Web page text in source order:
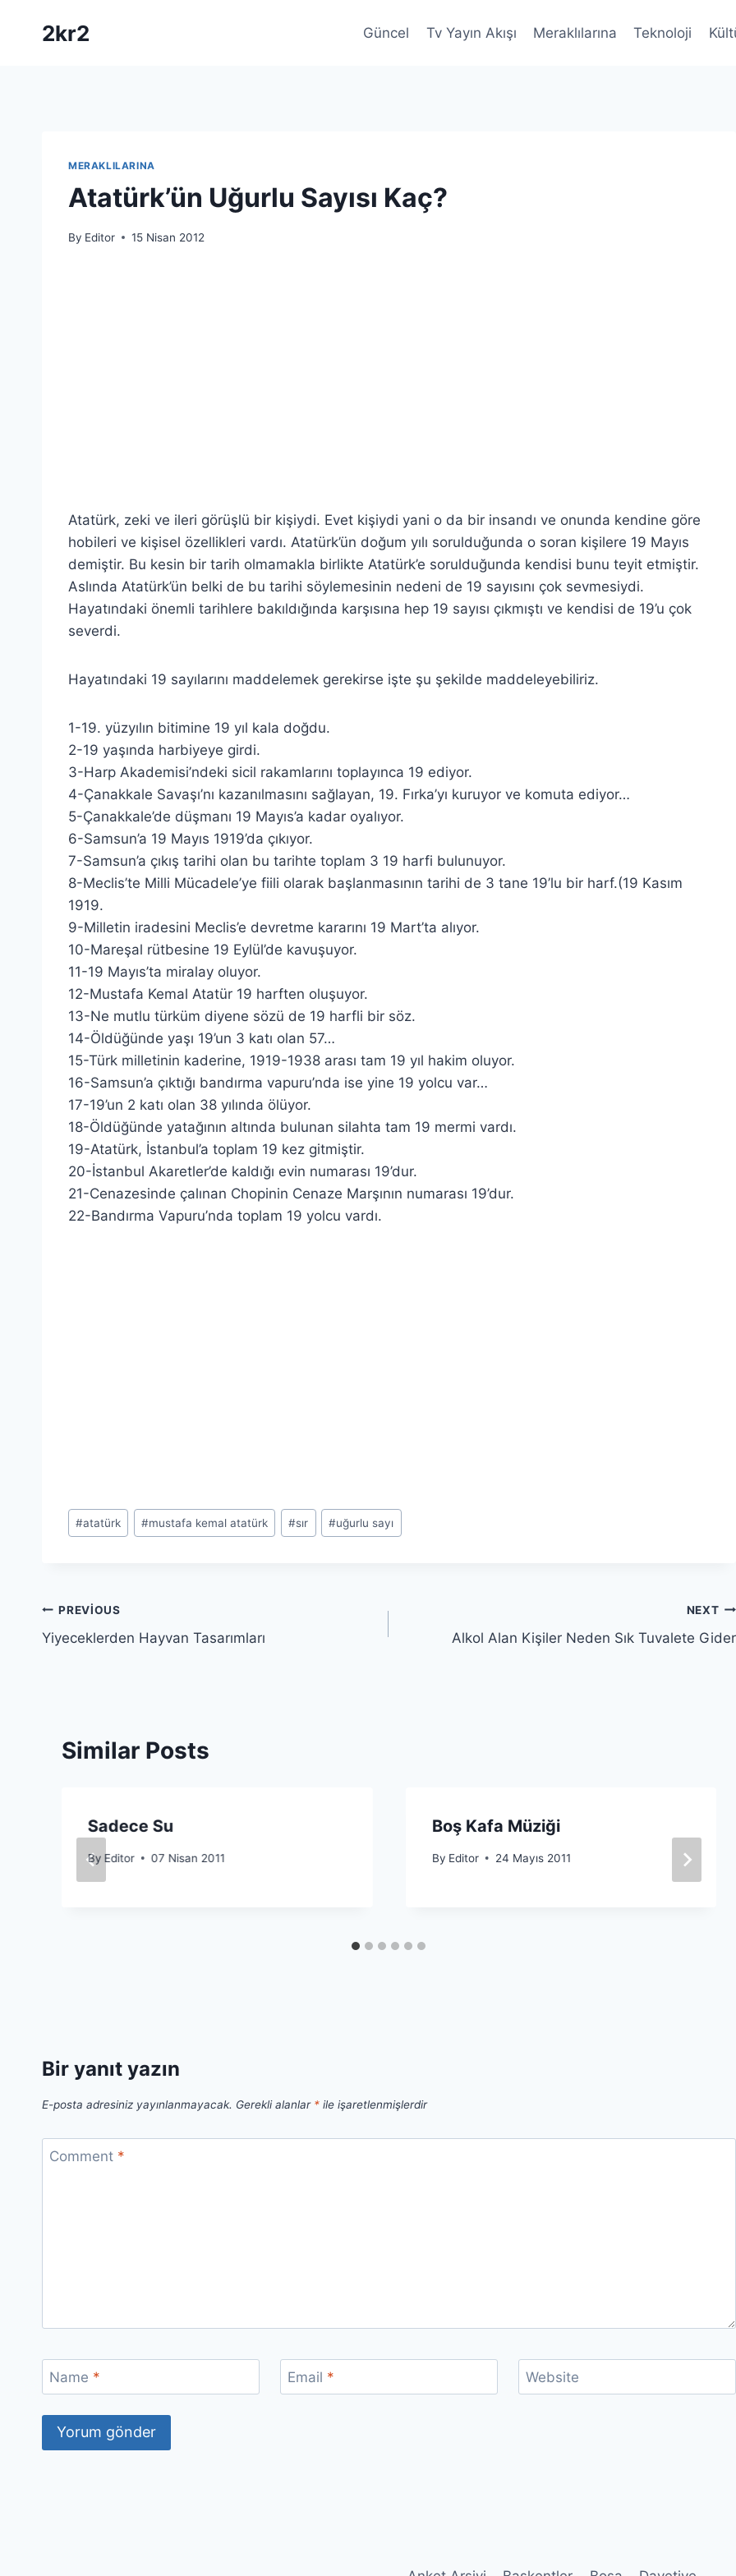
2kr2 Güncel Tv Yayın Akışı Meraklılarına Teknoloji
MERAKLILARINA
Atatürk’ün Uğurlu Sayısı Kaç?
By Editor 15 Nisan 2012
Atatürk, zeki ve ileri görüşlü bir kişiydi. Evet kişiydi yani o da bir insandı ve onunda kendine göre
hobileri ve kişisel özellikleri vardı. Atatürk’ün doğum yılı sorulduğunda o soran kişilere 19 Mayıs
demiştir. Bu kesin bir tarih olmamakla birlikte Atatürk’e sorulduğunda kendisi bunu teyit etmiştir.
Aslında Atatürk’ün belki de bu tarihi söylemesinin nedeni de 19 sayısını çok sevmesiydi.
Hayatındaki önemli tarihlere bakıldığında karşısına hep 19 sayısı çıkmıştı ve kendisi de 19’u çok
severdi.
Hayatındaki 19 sayılarını maddelemek gerekirse işte şu şekilde maddeleyebiliriz.
1-19. yüzyılın bitimine 19 yıl kala doğdu.
2-19 yaşında harbiyeye girdi.
3-Harp Akademisi’ndeki sicil rakamlarını toplayınca 19 ediyor.
4-Çanakkale Savaşı’nı kazanılmasını sağlayan, 19. Fırka’yı kuruyor ve komuta ediyor…
5-Çanakkale’de düşmanı 19 Mayıs’a kadar oyalıyor.
6-Samsun’a 19 Mayıs 1919’da çıkıyor.
7-Samsun’a çıkış tarihi olan bu tarihte toplam 3 19 harfi bulunuyor.
8-Meclis’te Milli Mücadele’ye fiili olarak başlanmasının tarihi de 3 tane 19’lu bir harf.(19 Kasım
1919.
9-Milletin iradesini Meclis’e devretme kararını 19 Mart’ta alıyor.
10-Mareşal rütbesine 19 Eylül’de kavuşuyor.
11-19 Mayıs’ta miralay oluyor.
12-Mustafa Kemal Atatür 19 harften oluşuyor.
13-Ne mutlu türküm diyene sözü de 19 harfli bir söz.
14-Öldüğünde yaşı 19’un 3 katı olan 57…
15-Türk milletinin kaderine, 1919-1938 arası tam 19 yıl hakim oluyor.
16-Samsun’a çıktığı bandırma vapuru’nda ise yine 19 yolcu var…
17-19’un 2 katı olan 38 yılında ölüyor.
18-Öldüğünde yatağının altında bulunan silahta tam 19 mermi vardı.
19-Atatürk, İstanbul’a toplam 19 kez gitmiştir.
20-İstanbul Akaretler’de kaldığı evin numarası 19’dur.
21-Cenazesinde çalınan Chopinin Cenaze Marşının numarası 19’dur.
22-Bandırma Vapuru’nda toplam 19 yolcu vardı.
Post
Tags:
#atatürk #mustafa kemal atatürk #sır #uğurlu sayı
Yazı
gezinmesi
PREVIOUS
Yiyeceklerden Hayvan Tasarımları
NEXT
Alkol Alan Kişiler Neden Sık Tuvalete Gider
Similar Posts
Sadece Su
By Editor 07 Nisan 2011
Boş Kafa Müziği
By Editor 24 Mayıs 2011
Bir yanıt yazın
E-posta adresiniz yayınlanmayacak. Gerekli alanlar * ile işaretlenmişlerdir
Comment *
Name * Email * Website